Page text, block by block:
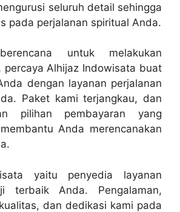
seluruh detail sehingga
pada perjalanan spiritual Anda.
untuk melakukan
percaya Alhijaz Indowisata buat
dengan layanan perjalanan
Paket kami terjangkau, dan
pilihan pembayaran yang
Anda merencanakan
yaitu penyedia layanan
terbaik Anda. Pengalaman,
dan dedikasi kami pada